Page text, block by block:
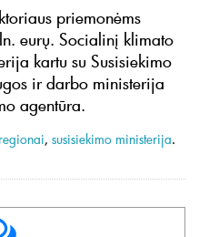
priemonėms
eurų. Socialinį klimato
kartu su Susisiekimo
ir darbo ministerija
agentūra.
regionai, susisiekimo ministerija.